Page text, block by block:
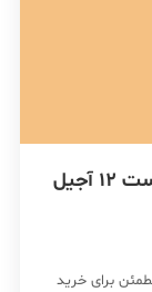
بهترین آجیل فروشی های مشهد: لیست 12 آجیل
برای خرید